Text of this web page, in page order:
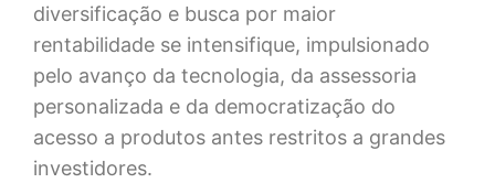
diversificação e busca por maior
rentabilidade se intensifique, impulsionado
pelo avanço da tecnologia, da assessoria
personalizada e da democratização do
acesso a produtos antes restritos a grandes
investidores.